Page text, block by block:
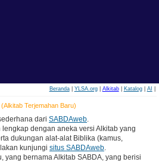
Beranda| YLSA.org| Alkitab| Katalog| AI
Terjemahan Baru)
dari SABDAweb.
dengan aneka versi Alkitab yang
dukungan alat-alat Biblika (kamus,
kunjungi situs SABDAweb.
yang bernama Alkitab SABDA, yang berisi